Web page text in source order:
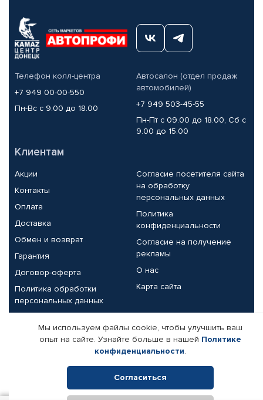
Телефон колл-центра
+7 949 00-00-550
Пн-Вс с 9.00 до 18.00
Автосалон (отдел продаж
автомобилей)
+7 949 503-45-55
Пн-Пт с 09.00 до 18.00, Сб с
9.00 до 15.00
Клиентам
Акции
Контакты
Оплата
Доставка
Обмен и возврат
Гарантия
Договор-оферта
Политика обработки
персональных данных
Согласие посетителя сайта
на обработку
персональных данных
Политика
конфиденциальности
Согласие на получение
рекламы
О нас
Карта сайта
Партнерам
Корпоративным клиентам
Поставщикам
Реквизиты компании
Мы используем файлы cookie, чтобы улучшить ваш
опыт на сайте. Узнайте больше в нашей Политике
конфиденциальности.
Согласиться